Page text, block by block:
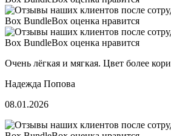
Очень лёгкая и мягкая. Цвет более
Надежда Попова
08.01.2026